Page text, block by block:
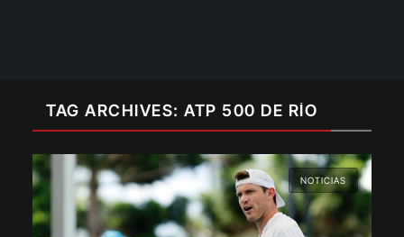
TAG ARCHIVES: ATP 500 DE RÍO
NOTICIAS